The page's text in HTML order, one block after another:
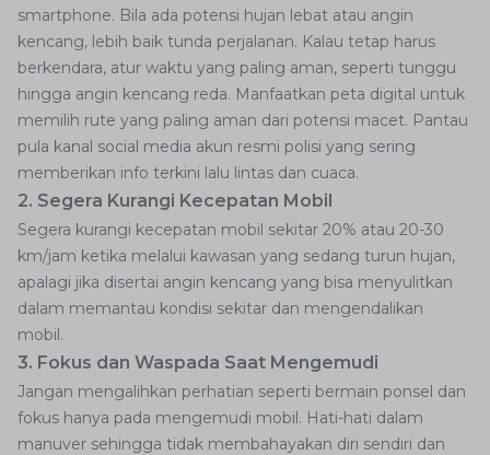
smartphone. Bila ada potensi hujan lebat atau angin
kencang, lebih baik tunda perjalanan. Kalau tetap harus
berkendara, atur waktu yang paling aman, seperti tunggu
hingga angin kencang reda. Manfaatkan peta digital untuk
memilih rute yang paling aman dari potensi macet. Pantau
pula kanal social media akun resmi polisi yang sering
memberikan info terkini lalu lintas dan cuaca.
2. Segera Kurangi Kecepatan Mobil
Segera kurangi kecepatan mobil sekitar 20% atau 20-30
km/jam ketika melalui kawasan yang sedang turun hujan,
apalagi jika disertai angin kencang yang bisa menyulitkan
dalam memantau kondisi sekitar dan mengendalikan
mobil.
3. Fokus dan Waspada Saat Mengemudi
Jangan mengalihkan perhatian seperti bermain ponsel dan
fokus hanya pada mengemudi mobil. Hati-hati dalam
manuver sehingga tidak membahayakan diri sendiri dan